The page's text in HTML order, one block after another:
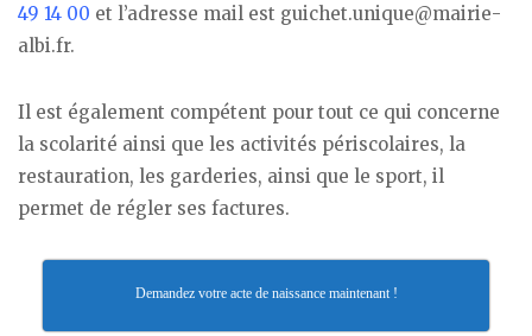
49 14 00 et l’adresse mail est guichet.unique@mairie-
albi.fr.
Il est également compétent pour tout ce qui concerne
la scolarité ainsi que les activités périscolaires, la
restauration, les garderies, ainsi que le sport, il
permet de régler ses factures.
Demandez votre acte de naissance maintenant !